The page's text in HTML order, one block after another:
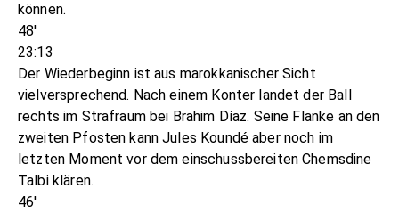
können.
48'
23:13
Der Wiederbeginn ist aus marokkanischer Sicht
vielversprechend. Nach einem Konter landet der Ball
rechts im Strafraum bei Brahim Díaz. Seine Flanke an den
zweiten Pfosten kann Jules Koundé aber noch im
letzten Moment vor dem einschussbereiten Chemsdine
Talbi klären.
46'